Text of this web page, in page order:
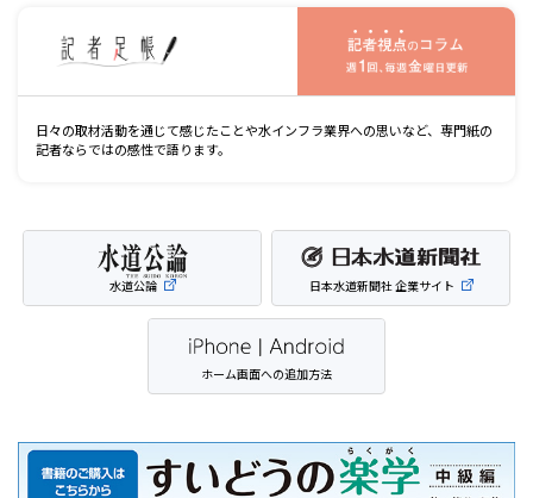
日々の取材活動を通じて感じたことや水インフラ業界への思いなど、専門紙の
記者ならではの感性で語ります。
水道公論 日本水道新聞社 企業サイト
ホーム画面への追加方法